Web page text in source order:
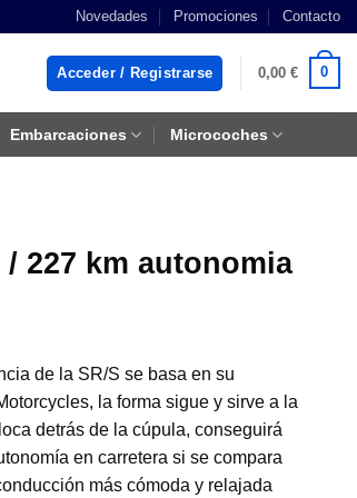
Novedades Promociones Contacto
Acceder / Registrarse 0,00 € 0
Embarcaciones Microcoches
227 km autonomia
de la SR/S se basa en su
la forma sigue y sirve a la
detrás de la cúpula, conseguirá
en carretera si se compara
más cómoda y relajada